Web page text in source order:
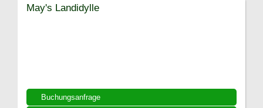
Buchungsanfrage
May's Landidylle